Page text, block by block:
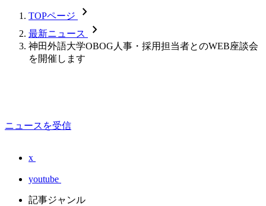
TOPページ chevron_forward
最新ニュース chevron_forward
神田外語大学OBOG人事・採用担当者とのWEB座談会
を開催します
ニュースを受信
x
youtube
記事ジャンル